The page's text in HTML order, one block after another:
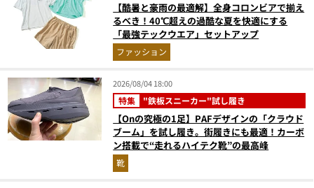
【酷暑と豪雨の最適解】全身コロンビアで揃え
るべき！40℃超えの過酷な夏を快適にする
「最強テックウエア」セットアップ
ファッション
2026/08/04 18:00
特集 "鉄板スニーカー"試し履き
【Onの究極の1足】PAFデザインの「クラウド
ブーム」を試し履き。街履きにも最適！カーボ
ン搭載で“走れるハイテク靴”の最高峰
靴